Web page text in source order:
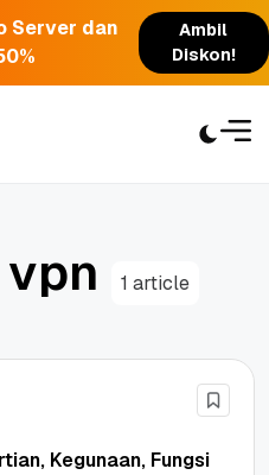
Server dan
Ambil
Diskon!
vpn 1 article
Kegunaan, Fungsi